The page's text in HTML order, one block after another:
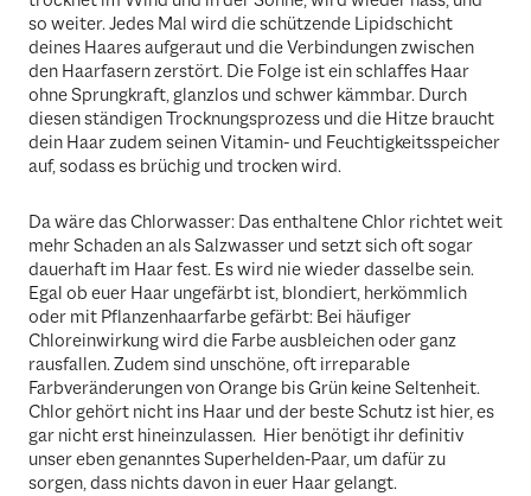
so weiter. Jedes Mal wird die schützende Lipidschicht
deines Haares aufgeraut und die Verbindungen zwischen
den Haarfasern zerstört. Die Folge ist ein schlaffes Haar
ohne Sprungkraft, glanzlos und schwer kämmbar. Durch
diesen ständigen Trocknungsprozess und die Hitze braucht
dein Haar zudem seinen Vitamin- und Feuchtigkeitsspeicher
auf, sodass es brüchig und trocken wird.
Da wäre das Chlorwasser: Das enthaltene Chlor richtet weit
mehr Schaden an als Salzwasser und setzt sich oft sogar
dauerhaft im Haar fest. Es wird nie wieder dasselbe sein.
Egal ob euer Haar ungefärbt ist, blondiert, herkömmlich
oder mit Pflanzenhaarfarbe gefärbt: Bei häufiger
Chloreinwirkung wird die Farbe ausbleichen oder ganz
rausfallen. Zudem sind unschöne, oft irreparable
Farbveränderungen von Orange bis Grün keine Seltenheit.
Chlor gehört nicht ins Haar und der beste Schutz ist hier, es
gar nicht erst hineinzulassen. Hier benötigt ihr definitiv
unser eben genanntes Superhelden-Paar, um dafür zu
sorgen, dass nichts davon in euer Haar gelangt.